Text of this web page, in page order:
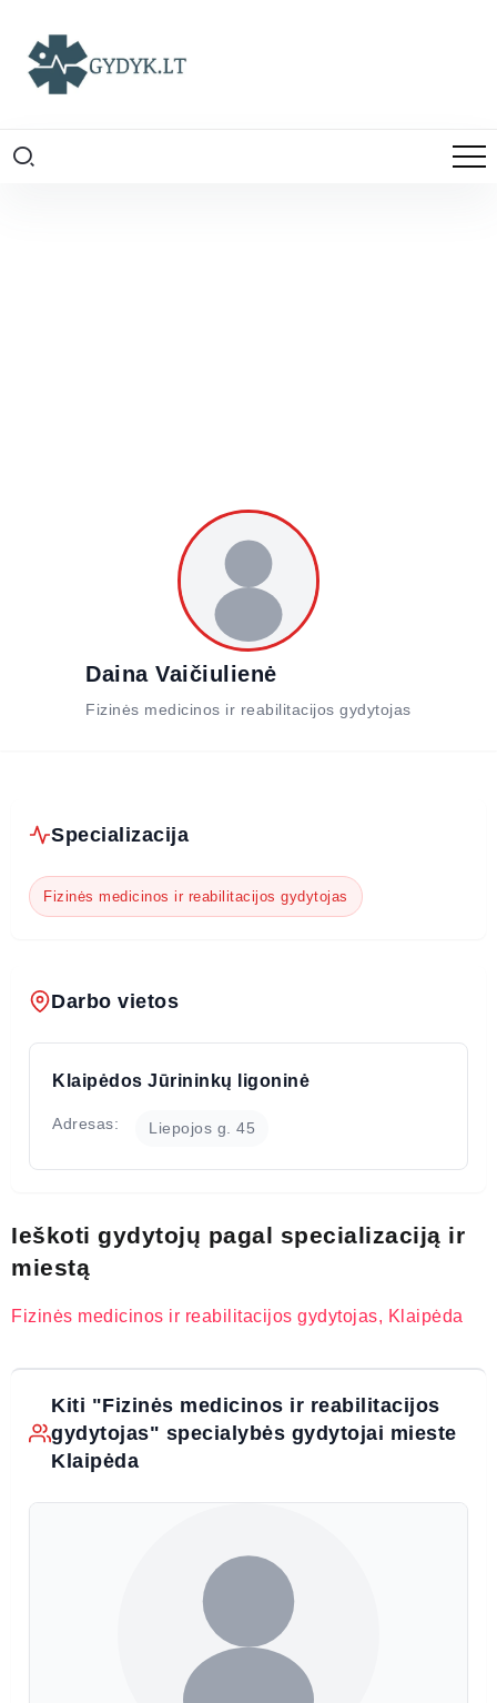
Daina Vaičiulienė
Fizinės medicinos ir reabilitacijos gydytojas
Specializacija
Fizinės medicinos ir reabilitacijos gydytojas
Darbo vietos
Klaipėdos Jūrininkų ligoninė
Adresas: Liepojos g. 45
Ieškoti gydytojų pagal specializaciją ir
miestą
Fizinės medicinos ir reabilitacijos gydytojas, Klaipėda
Kiti "Fizinės medicinos ir reabilitacijos
gydytojas" specialybės gydytojai mieste
Klaipėda